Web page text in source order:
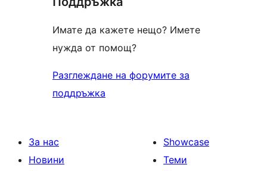
Имате да кажете нещо? Имете
нужда от помощ?
Разглеждане на форумите за
поддръжка
За нас
Новини
Showcase
Теми